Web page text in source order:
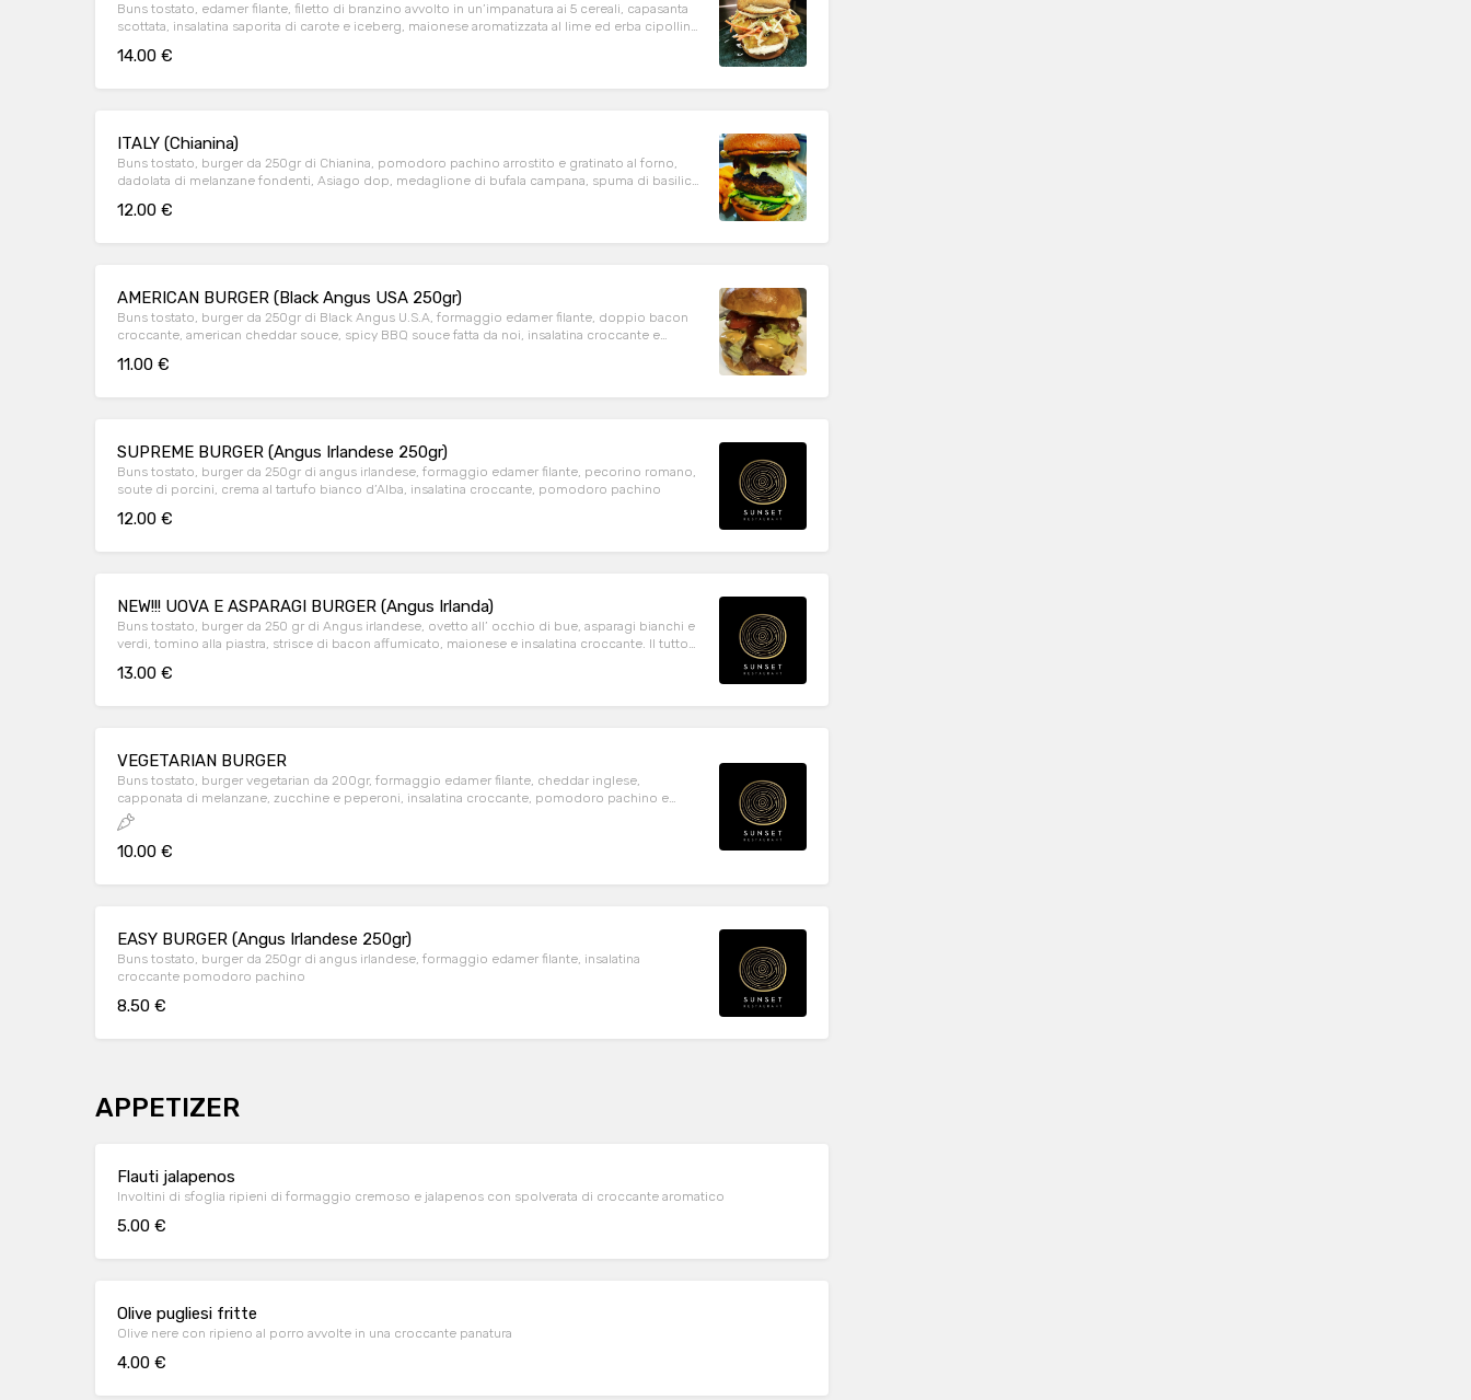
Buns tostato, edamer filante, filetto di branzino avvolto in un’impanatura ai 5 cereali, capasanta
scottata, insalatina saporita di carote e iceberg, maionese aromatizzata al lime ed erba cipollina,
14.00 €
ITALY (Chianina)
Buns tostato, burger da 250gr di Chianina, pomodoro pachino arrostito e gratinato al forno,
dadolata di melanzane fondenti, Asiago dop, medaglione di bufala campana, spuma di basilico
12.00 €
AMERICAN BURGER (Black Angus USA 250gr)
Buns tostato, burger da 250gr di Black Angus U.S.A, formaggio edamer filante, doppio bacon
croccante, american cheddar souce, spicy BBQ souce fatta da noi, insalatina croccante e
11.00 €
SUPREME BURGER (Angus Irlandese 250gr)
Buns tostato, burger da 250gr di angus irlandese, formaggio edamer filante, pecorino romano,
soute di porcini, crema al tartufo bianco d’Alba, insalatina croccante, pomodoro pachino
12.00 €
NEW!!! UOVA E ASPARAGI BURGER (Angus Irlanda)
Buns tostato, burger da 250 gr di Angus irlandese, ovetto all’ occhio di bue, asparagi bianchi e
verdi, tomino alla piastra, strisce di bacon affumicato, maionese e insalatina croccante. Il tutto
13.00 €
VEGETARIAN BURGER
Buns tostato, burger vegetarian da 200gr, formaggio edamer filante, cheddar inglese,
capponata di melanzane, zucchine e peperoni, insalatina croccante, pomodoro pachino e
maionese light.
10.00 €
EASY BURGER (Angus Irlandese 250gr)
Buns tostato, burger da 250gr di angus irlandese, formaggio edamer filante, insalatina
croccante pomodoro pachino
8.50 €
APPETIZER
Flauti jalapenos
Involtini di sfoglia ripieni di formaggio cremoso e jalapenos con spolverata di croccante aromatico
5.00 €
Olive pugliesi fritte
Olive nere con ripieno al porro avvolte in una croccante panatura
4.00 €